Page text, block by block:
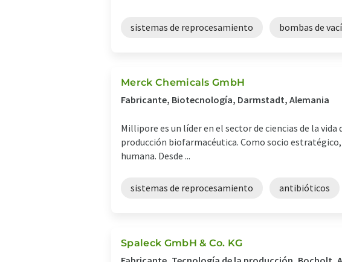
sistemas de reprocesamiento bombas de
Merck Chemicals GmbH
Fabricante, Biotecnología, Darmstadt, Alemania
Millipore es un líder en el sector de ciencias de la
producción biofarmacéutica. Como socio
humana. Desde ...
sistemas de reprocesamiento antibióticos
Spaleck GmbH & Co. KG